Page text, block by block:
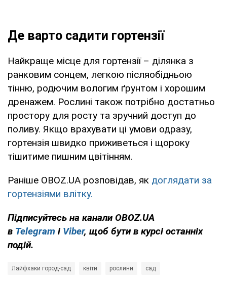
Де варто садити гортензії
Найкраще місце для гортензії – ділянка з
ранковим сонцем, легкою післяобідньою
тінню, родючим вологим ґрунтом і хорошим
дренажем. Рослині також потрібно достатньо
простору для росту та зручний доступ до
поливу. Якщо врахувати ці умови одразу,
гортензія швидко приживеться і щороку
тішитиме пишним цвітінням.
Раніше OBOZ.UA розповідав, як доглядати за
гортензіями влітку.
Підписуйтесь на канали OBOZ.UA
в Telegram і Viber, щоб бути в курсі останніх
подій.
Лайфхаки город-сад квіти рослини сад